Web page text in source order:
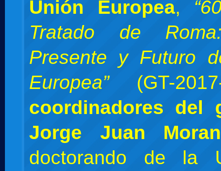
Unión Europea,
Tratado de
Presente y Futuro
Europea”(GT-
coordinadores del
Jorge Juan
doctorando de la